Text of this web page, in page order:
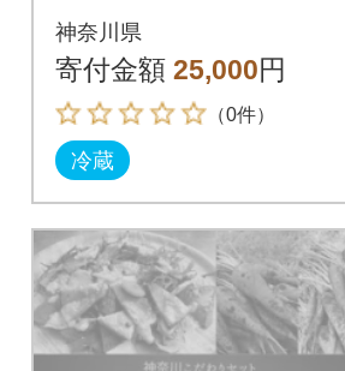
ド豚バラ焼肉・ブロ
ックと鎌倉野菜のド
レッシング【複数個
口で配送】
神奈川県
寄付金額 25,000円
（0件）
冷蔵